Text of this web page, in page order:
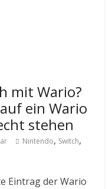
mit Wario?
ein Wario
stehen
Nintendo, Switch,
Eintrag der Wario